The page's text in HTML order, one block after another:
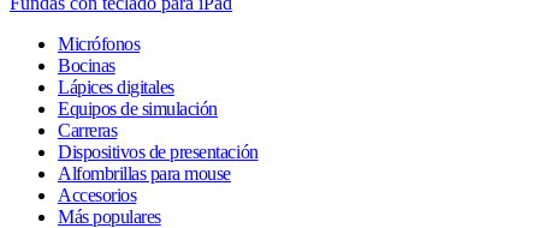
Micrófonos
Bocinas
Lápices digitales
Equipos de simulación
Carreras
Dispositivos de presentación
Alfombrillas para mouse
Accesorios
Más populares